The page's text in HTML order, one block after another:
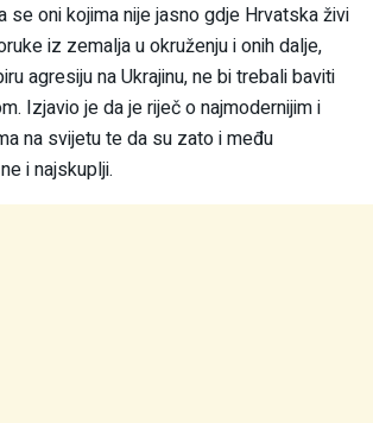
se oni kojima nije jasno gdje Hrvatska živi
iz zemalja u okruženju i onih dalje,
agresiju na Ukrajinu, ne bi trebali baviti
Izjavio je da je riječ o najmodernijim i
na svijetu te da su zato i među
i najskuplji.